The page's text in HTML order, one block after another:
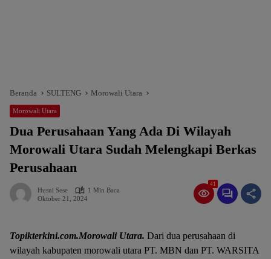
Beranda SULTENG Morowali Utara
Morowali Utara
Dua Perusahaan Yang Ada Di Wilayah
Morowali Utara Sudah Melengkapi Berkas
Perusahaan
Husni Sese
1 Min Baca
Oktober 21, 2024
41
Topikterkini.com.Morowali Utara. Dari dua perusahaan di
wilayah kabupaten morowali utara PT. MBN dan PT. WARSITA